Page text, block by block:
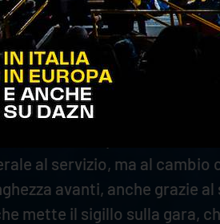
(23-22). Poi in un finale
apre l’errore in battuta di
e trova due punti di fila che
al servizio, ma al cambio
avanti, anche grazie
mette il sigillo sulla gara,